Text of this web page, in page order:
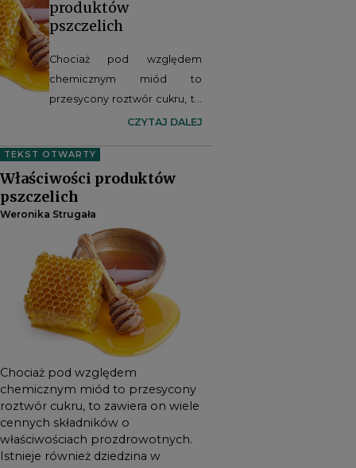
produktów
pszczelich
Chociaż pod względem
chemicznym miód to
przesycony roztwór cukru, to
zawiera on wiele cennych
prozdrowotnych. Istnieje
również dziedzina w
medycynie alternatywnej
zwana apiterapią, która
wykorzystuje miody w celach
leczniczych.
CZYTAJ DALEJ
TEKST OTWARTY
Właściwości produktów
pszczelich
Weronika Strugała
Chociaż pod względem
chemicznym miód to przesycony
roztwór cukru, to zawiera on wiele
cennych składników o
właściwościach prozdrowotnych.
Istnieje również dziedzina w